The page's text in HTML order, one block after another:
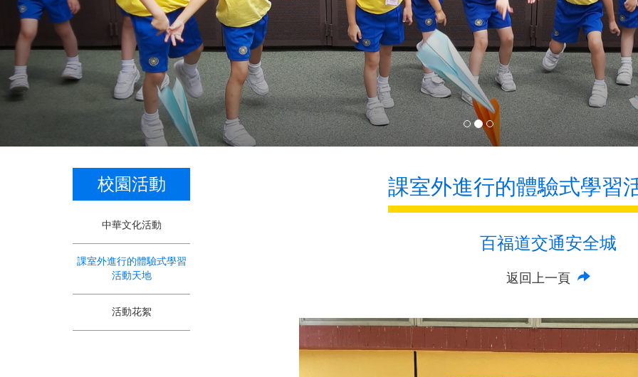
課室外進行的體驗式學習
百福道交通安全城
返回上一頁
校園活動
中華文化活動
課室外進行的體驗式學習
活動天地
活動花絮